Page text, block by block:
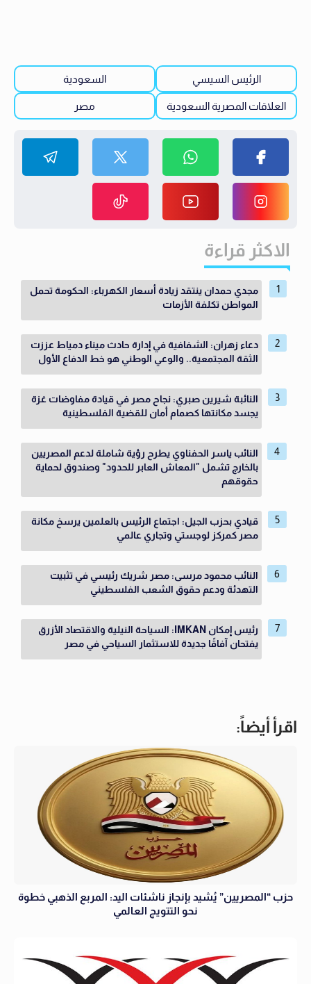
الرئيس السيسي السعودية
العلاقات المصرية السعودية مصر
الاكثر قراءة
مجدي حمدان ينتقد زيادة أسعار الكهرباء: الحكومة تحمل
المواطن تكلفة الأزمات
دعاء زهران: الشفافية في إدارة حادث ميناء دمياط عززت
الثقة المجتمعية.. والوعي الوطني هو خط الدفاع الأول
النائبة شيرين صبري: نجاح مصر في قيادة مفاوضات غزة
يجسد مكانتها كصمام أمان للقضية الفلسطينية
النائب ياسر الحفناوي يطرح رؤية شاملة لدعم المصريين
بالخارج تشمل "المعاش العابر للحدود" وصندوق لحماية
حقوقهم
قيادي بحزب الجيل: اجتماع الرئيس بالعلمين يرسخ مكانة
مصر كمركز لوجستي وتجاري عالمي
النائب محمود مرسى: مصر شريك رئيسي في تثبيت
التهدئة ودعم حقوق الشعب الفلسطيني
رئيس إمكان IMKAN: السياحة النيلية والاقتصاد الأزرق
يفتحان آفاقًا جديدة للاستثمار السياحي في مصر
اقرأ أيضاً:
حزب “المصريين” يُشيد بإنجاز ناشئات اليد: المربع الذهبي خطوة
نحو التتويج العالمي